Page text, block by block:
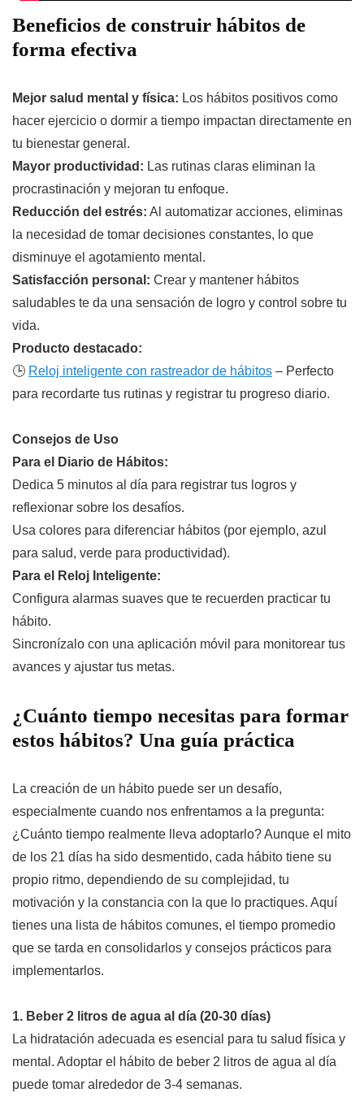
Beneficios de construir hábitos de
forma efectiva
Mejor salud mental y física: Los hábitos positivos como
hacer ejercicio o dormir a tiempo impactan directamente en
tu bienestar general.
Mayor productividad: Las rutinas claras eliminan la
procrastinación y mejoran tu enfoque.
Reducción del estrés: Al automatizar acciones, eliminas
la necesidad de tomar decisiones constantes, lo que
disminuye el agotamiento mental.
Satisfacción personal: Crear y mantener hábitos
saludables te da una sensación de logro y control sobre tu
vida.
Producto destacado:
🕒 Reloj inteligente con rastreador de hábitos – Perfecto
para recordarte tus rutinas y registrar tu progreso diario.
Consejos de Uso
Para el Diario de Hábitos:
Dedica 5 minutos al día para registrar tus logros y
reflexionar sobre los desafíos.
Usa colores para diferenciar hábitos (por ejemplo, azul
para salud, verde para productividad).
Para el Reloj Inteligente:
Configura alarmas suaves que te recuerden practicar tu
hábito.
Sincronízalo con una aplicación móvil para monitorear tus
avances y ajustar tus metas.
¿Cuánto tiempo necesitas para formar
estos hábitos? Una guía práctica
La creación de un hábito puede ser un desafío,
especialmente cuando nos enfrentamos a la pregunta:
¿Cuánto tiempo realmente lleva adoptarlo? Aunque el mito
de los 21 días ha sido desmentido, cada hábito tiene su
propio ritmo, dependiendo de su complejidad, tu
motivación y la constancia con la que lo practiques. Aquí
tienes una lista de hábitos comunes, el tiempo promedio
que se tarda en consolidarlos y consejos prácticos para
implementarlos.
1. Beber 2 litros de agua al día (20-30 días)
La hidratación adecuada es esencial para tu salud física y
mental. Adoptar el hábito de beber 2 litros de agua al día
puede tomar alrededor de 3-4 semanas.